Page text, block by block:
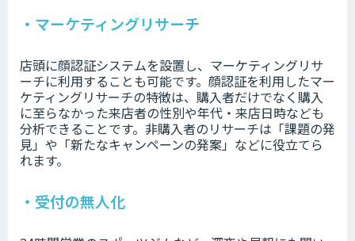
・マーケティングリサーチ
店頭に顔認証システムを設置し、マーケティングリサ
ーチに利用することも可能です。顔認証を利用したマー
ケティングリサーチの特徴は、購入者だけでなく購入
に至らなかった来店者の性別や年代・来店日時なども
分析できることです。非購入者のリサーチは「課題の発
見」や「新たなキャンペーンの発案」などに役立てら
れます。
・受付の無人化